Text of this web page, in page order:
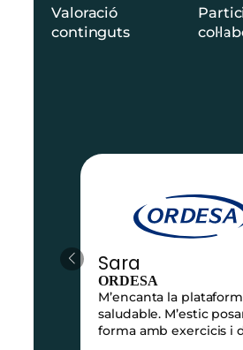
/
5
Valoració
continguts
/
1
Sara
ORDESA
M’encanta la
saludable. M’estic
forma amb exercicis i